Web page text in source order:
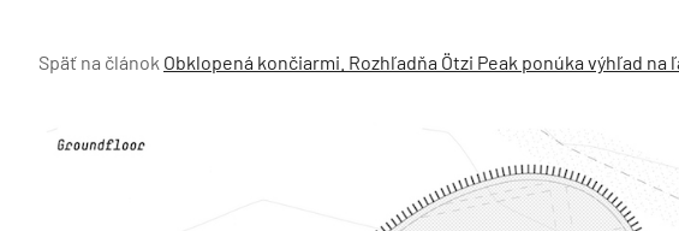
Späť na článok Obklopená končiarmi. Rozhľadňa Ötzi Peak ponúka výhľad na